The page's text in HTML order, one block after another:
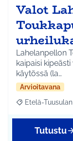
Valot
Lahelanpellon
kaipaisi
käytössä (la…
Arvioitavana
Rajaa tulokset
Etelä-
Tutustu